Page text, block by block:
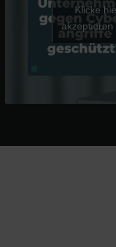
Klicke